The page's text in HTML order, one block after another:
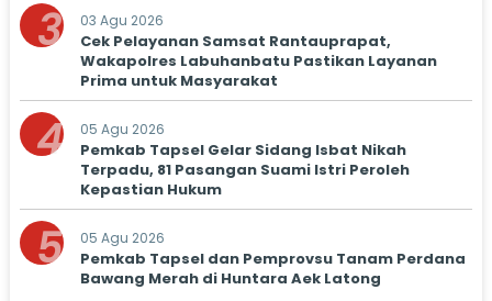
3 03 Agu 2026
Cek Pelayanan Samsat Rantauprapat,
Wakapolres Labuhanbatu Pastikan Layanan
Prima untuk Masyarakat
4 05 Agu 2026
Pemkab Tapsel Gelar Sidang Isbat Nikah
Terpadu, 81 Pasangan Suami Istri Peroleh
Kepastian Hukum
5 05 Agu 2026
Pemkab Tapsel dan Pemprovsu Tanam Perdana
Bawang Merah di Huntara Aek Latong